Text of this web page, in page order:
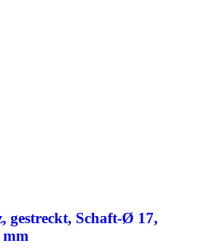
gestreckt, Schaft-Ø 17,
mm